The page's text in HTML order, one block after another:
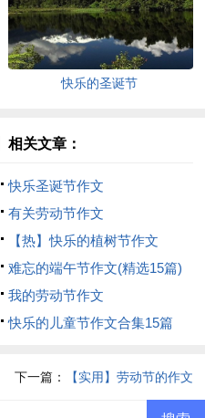
快乐的圣诞节
相关文章：
快乐圣诞节作文
有关劳动节作文
【热】快乐的植树节作文
难忘的端午节作文(精选15篇)
我的劳动节作文
快乐的儿童节作文合集15篇
下一篇：
【实用】劳动节的作文